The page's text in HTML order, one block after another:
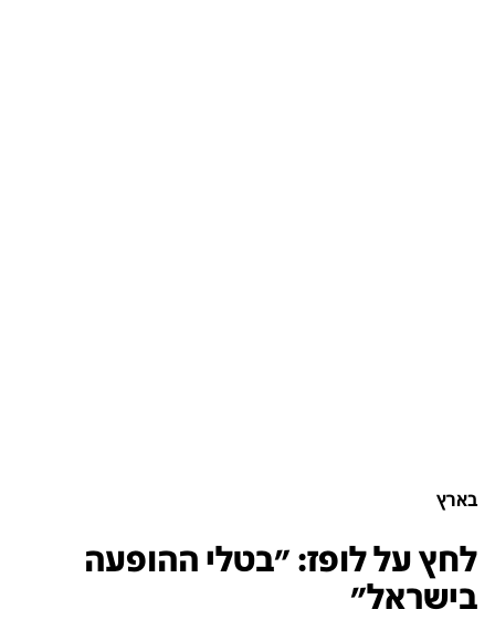
בארץ
לחץ על לופז: "בטלי ההופעה
בישראל"